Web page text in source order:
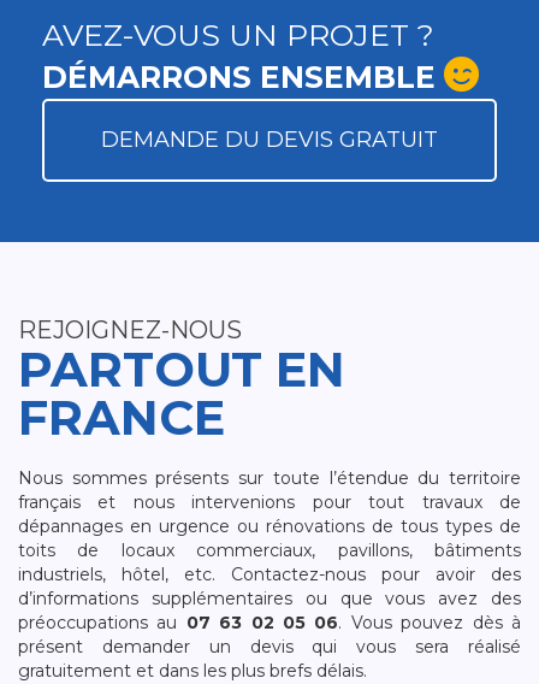
AVEZ-VOUS UN PROJET ?
DÉMARRONS ENSEMBLE
DEMANDE DU DEVIS GRATUIT
REJOIGNEZ-NOUS
PARTOUT EN
FRANCE
Nous sommes présents sur toute l’étendue du territoire
français et nous intervenions pour tout travaux de
dépannages en urgence ou rénovations de tous types de
toits de locaux commerciaux, pavillons, bâtiments
industriels, hôtel, etc. Contactez-nous pour avoir des
d’informations supplémentaires ou que vous avez des
préoccupations au 07 63 02 05 06. Vous pouvez dès à
présent demander un devis qui vous sera réalisé
gratuitement et dans les plus brefs délais.